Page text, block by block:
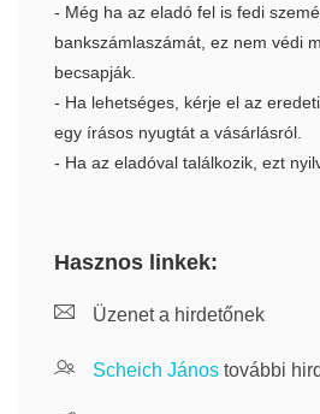
- Még ha az eladó fel is fedi
bankszámlaszámát, ez nem védi
becsapják.
- Ha lehetséges, kérje el az
egy írásos nyugtát a vásárlásról.
- Ha az eladóval találkozik, ezt
Hasznos linkek:
Üzenet a hirdetőnek
Scheich János további